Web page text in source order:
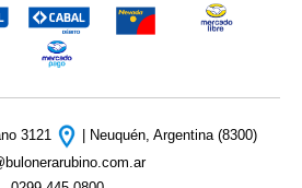
3121
| Neuquén, Argentina (8300)